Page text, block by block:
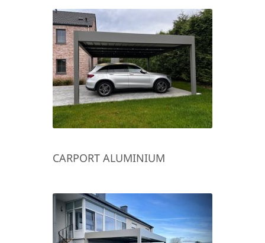
CARPORT ALUMINIUM